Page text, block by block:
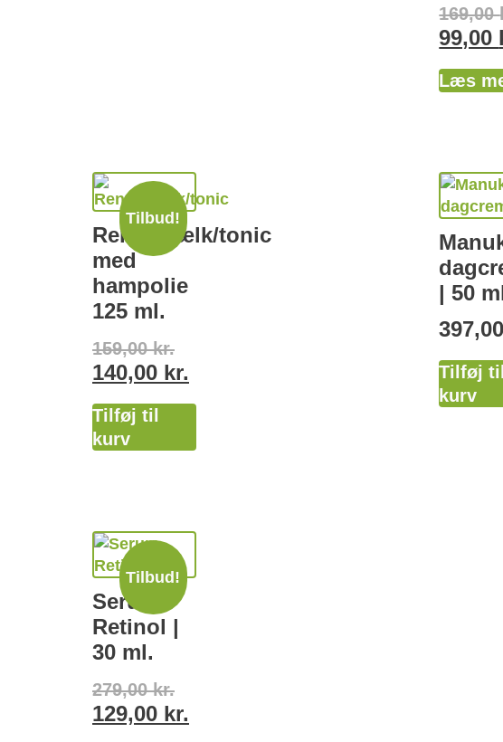
169,00
99,00
Læs
Tilbud!
Rensemælk/tonic
med
hampolie
125 ml.
159,00kr.
140,00 kr.
Tilføj til
kurv
| 50
397,00
Tilføj til
kurv
Tilbud!
Serum
Retinol |
30 ml.
279,00kr.
129,00 kr.